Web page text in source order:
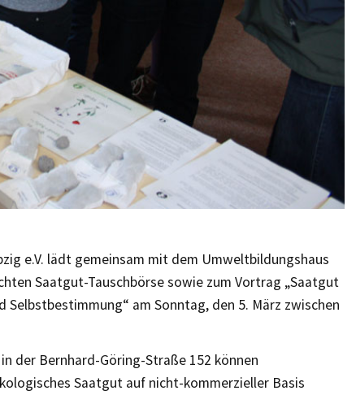
e.V. lädt gemeinsam mit dem Umweltbildungshaus
Saatgut-Tauschbörse sowie zum Vortrag „Saatgut
Selbstbestimmung“ am Sonntag, den 5. März zwischen
der Bernhard-Göring-Straße 152 können
Saatgut auf nicht-kommerzieller Basis